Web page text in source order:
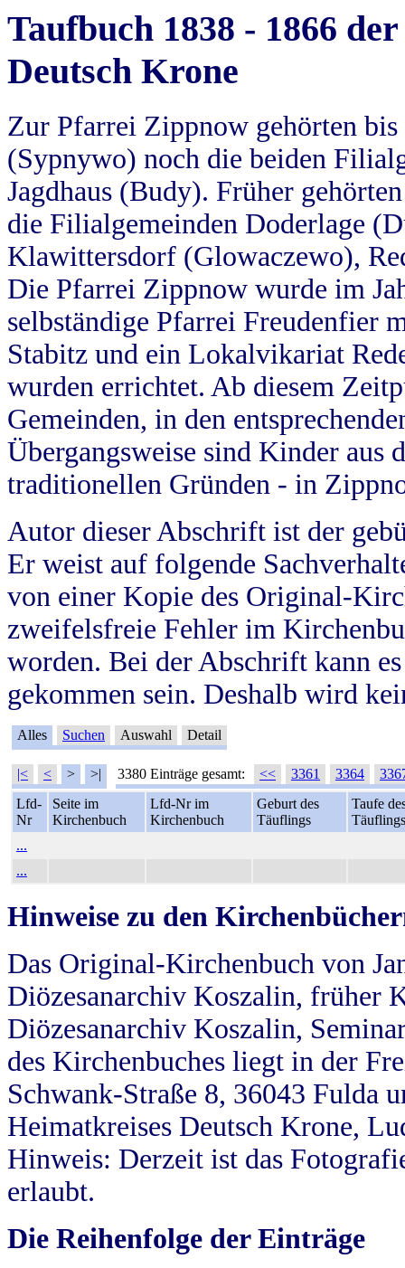
Taufbuch 1838 - 1866
Deutsch Krone
Zur Pfarrei Zippnow gehörten
(Sypnywo) noch die beiden
Jagdhaus (Budy). Früher
die Filialgemeinden Doderlage
Klawittersdorf (Glowaczewo),
Die Pfarrei Zippnow wurde im
selbständige Pfarrei Freudenfier
Stabitz und ein Lokalvikariat
wurden errichtet. Ab diesem
Gemeinden, in den
Übergangsweise sind Kinder aus
traditionellen Gründen - in
Autor dieser Abschrift ist der
Er weist auf folgende
von einer Kopie des Original-
zweifelsfreie Fehler im
worden. Bei der Abschrift kann
gekommen sein. Deshalb wird
Alles Suchen Auswahl Detail
|< < > >| 3380 Einträge gesamt: << 3361 3364
Lfd-
Nr
Seite im
Kirchenbuch
Lfd-Nr im
Kirchenbuch
Geburt des
Täuflings
Taufe
Täuflings
...
...
Hinweise zu den
Das Original-Kirchenbuch von
Diözesanarchiv Koszalin, früher
Diözesanarchiv Koszalin,
des Kirchenbuches liegt in der
Schwank-Straße 8, 36043 Fulda
Heimatkreises Deutsch Krone,
Hinweis: Derzeit ist das
erlaubt.
Die Reihenfolge der Einträge